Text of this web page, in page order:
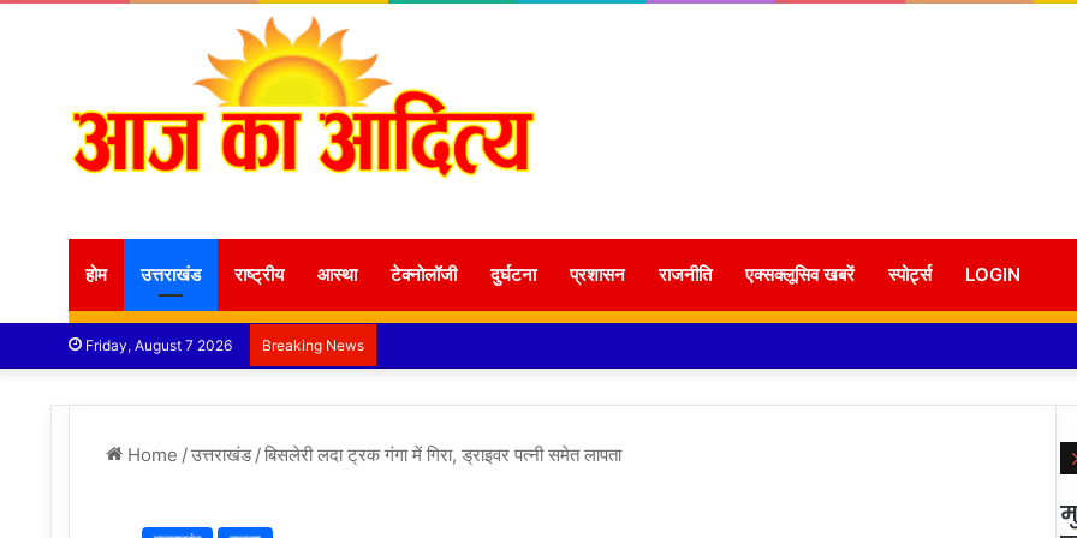
होम उत्तराखंड राष्ट्रीय आस्था टेक्नोलॉजी दुर्घटना प्रशासन राजनीति एक्सक्लूसिव खबरें स्पोर्ट्स LOGIN
Friday, August 7 2026 Breaking News
Home /उत्तराखंड /बिसलेरी लदा ट्रक गंगा में गिरा, ड्राइवर पत्नी समेत लापता